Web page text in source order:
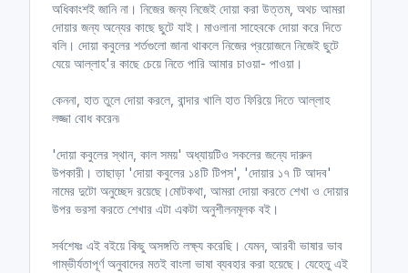
অধিকাংশই জানি না। নিজের জন্য নিজেই দোয়া করা উত্তম, অথচ আমরা
দোয়ার জন্য অন্যের কাছে ছুটে যাই। মাওলানা সাহেবকে দোয়া করে দিতে
বলি। দোয়া কবুলের শর্তগুলো জানা থাকলে নিজের প্রয়োজনে নিজেই ছুটে
যেয়ে আল্লাহ'র কাছে চেয়ে নিতে পারি আমার চাওয়া- পাওয়া।
কেননা, হাত তুলে দোয়া করলে, বান্দার খালি হাত ফিরিয়ে দিতে আল্লাহ
লজ্জা বোধ করেন৷
'দোয়া কবুলের স্থান, কাল সময়' অধ্যায়টিও সকলের জন্যে দারুন
উপকারী। তাছাড়া 'দোয়া কবুলের ১৪টি টিপস', 'দোয়ার ১৭ টি আদব'
নামের দুটো অনুচ্ছেদ রয়েছে।মোটকথা, আমরা দোয়া করতে শেখা ও দোয়ার
উপর ভরসা করতে শেখার এটা একটা অনুশীলনমূলক বই।
সর্বশেষঃ এই বইয়ে কিছু অসঙ্গতি লক্ষ্য করেছি। যেমন, আরবী ভাষার ভাব
গাম্ভীর্যতাপূর্ণ অনুবাদের মতই বাংলা ভাষা ব্যবহার করা হয়েছে। যেহেতু এই